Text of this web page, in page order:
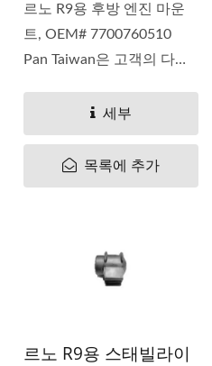
르노 R9용 후방 엔진 마운
트, OEM# 7700760510
Pan Taiwan은 고객의 다양
세부
목록에 추가
르노 R9용 스태빌라이